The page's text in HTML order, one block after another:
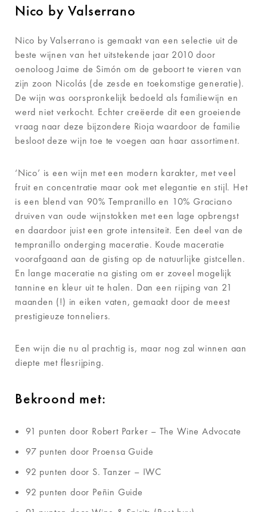
Nico by Valserrano
Nico by Valserrano is gemaakt van een selectie uit de
beste wijnen van het uitstekende jaar 2010 door
oenoloog Jaime de Simón om de geboort te vieren van
zijn zoon Nicolás (de zesde en toekomstige generatie).
De wijn was oorspronkelijk bedoeld als familiewijn en
werd niet verkocht. Echter creëerde dit een groeiende
vraag naar deze bijzondere Rioja waardoor de familie
besloot deze wijn toe te voegen aan haar assortiment.
‘Nico’ is een wijn met een modern karakter, met veel
fruit en concentratie maar ook met elegantie en stijl. Het
is een blend van 90% Tempranillo en 10% Graciano
druiven van oude wijnstokken met een lage opbrengst
en daardoor juist een grote intensiteit. Een deel van de
tempranillo onderging maceratie. Koude maceratie
voorafgaand aan de gisting op de natuurlijke gistcellen.
En lange maceratie na gisting om er zoveel mogelijk
tannine en kleur uit te halen. Dan een rijping van 21
maanden (!) in eiken vaten, gemaakt door de meest
prestigieuze tonneliers.
Een wijn die nu al prachtig is, maar nog zal winnen aan
diepte met flesrijping.
Bekroond met:
91 punten door Robert Parker – The Wine Advocate
97 punten door Proensa Guide
92 punten door S. Tanzer – IWC
92 punten door Peñin Guide